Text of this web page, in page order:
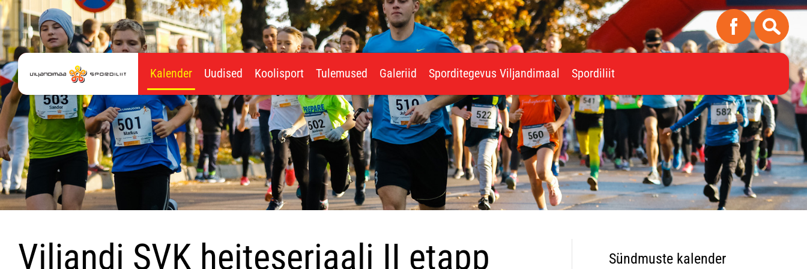
Kalender Uudised Koolisport Tulemused Galeriid Sporditegevus Viljandimaal Spordiliit
Viljandi SVK heiteseriaali II etapp Sündmuste kalender